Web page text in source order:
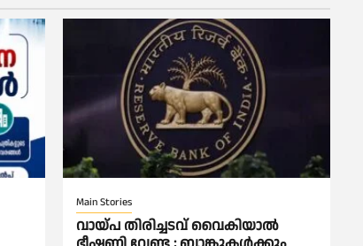
Main Stories
വായ്പ തിരിച്ചടവ് വൈകിയാല്‍